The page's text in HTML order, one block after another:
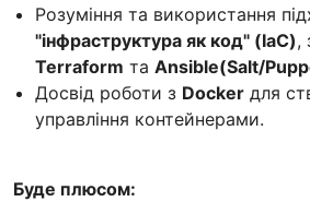
Розуміння та використання
"інфраструктура як код" (IaC),
Terraform та Ansible(Salt/
Досвід роботи з Docker для
управління контейнерами.
Буде плюсом: